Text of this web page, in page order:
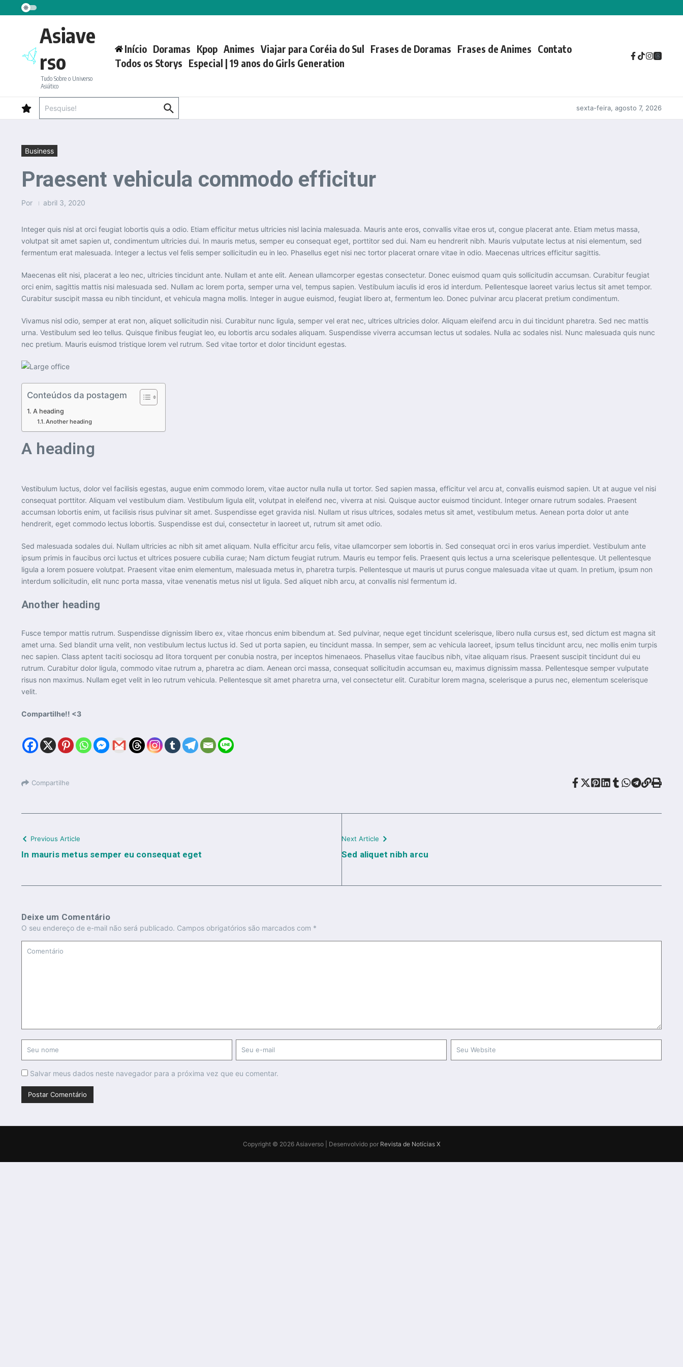
Ir para o conteúdo
Asiave
rso
Tudo Sobre o Universo
Asiático
Início Doramas Kpop Animes Viajar para Coréia do Sul Frases de Doramas Frases de Animes Contato
Todos os Storys Especial | 19 anos do Girls Generation
sexta-feira, agosto 7, 2026
Business
Praesent vehicula commodo efficitur
Por abril 3, 2020
Integer quis nisl at orci feugiat lobortis quis a odio. Etiam efficitur metus ultricies nisl lacinia malesuada. Mauris ante eros, convallis vitae eros ut, congue placerat ante. Etiam metus massa,
volutpat sit amet sapien ut, condimentum ultricies dui. In mauris metus, semper eu consequat eget, porttitor sed dui. Nam eu hendrerit nibh. Mauris vulputate lectus at nisi elementum, sed
fermentum erat malesuada. Integer a lectus vel felis semper sollicitudin eu in leo. Phasellus eget nisi nec tortor placerat ornare vitae in odio. Maecenas ultrices efficitur sagittis.
Maecenas elit nisi, placerat a leo nec, ultricies tincidunt ante. Nullam et ante elit. Aenean ullamcorper egestas consectetur. Donec euismod quam quis sollicitudin accumsan. Curabitur feugiat
orci enim, sagittis mattis nisi malesuada sed. Nullam ac lorem porta, semper urna vel, tempus sapien. Vestibulum iaculis id eros id interdum. Pellentesque laoreet varius lectus sit amet tempor.
Curabitur suscipit massa eu nibh tincidunt, et vehicula magna mollis. Integer in augue euismod, feugiat libero at, fermentum leo. Donec pulvinar arcu placerat pretium condimentum.
Vivamus nisl odio, semper at erat non, aliquet sollicitudin nisi. Curabitur nunc ligula, semper vel erat nec, ultrices ultricies dolor. Aliquam eleifend arcu in dui tincidunt pharetra. Sed nec mattis
urna. Vestibulum sed leo tellus. Quisque finibus feugiat leo, eu lobortis arcu sodales aliquam. Suspendisse viverra accumsan lectus ut sodales. Nulla ac sodales nisl. Nunc malesuada quis nunc
nec pretium. Mauris euismod tristique lorem vel rutrum. Sed vitae tortor et dolor tincidunt egestas.
Conteúdos da postagem
A heading
Another heading
A heading
Vestibulum luctus, dolor vel facilisis egestas, augue enim commodo lorem, vitae auctor nulla nulla ut tortor. Sed sapien massa, efficitur vel arcu at, convallis euismod sapien. Ut at augue vel nisi
consequat porttitor. Aliquam vel vestibulum diam. Vestibulum ligula elit, volutpat in eleifend nec, viverra at nisi. Quisque auctor euismod tincidunt. Integer ornare rutrum sodales. Praesent
accumsan lobortis enim, ut facilisis risus pulvinar sit amet. Suspendisse eget gravida nisl. Nullam ut risus ultrices, sodales metus sit amet, vestibulum metus. Aenean porta dolor ut ante
hendrerit, eget commodo lectus lobortis. Suspendisse est dui, consectetur in laoreet ut, rutrum sit amet odio.
Sed malesuada sodales dui. Nullam ultricies ac nibh sit amet aliquam. Nulla efficitur arcu felis, vitae ullamcorper sem lobortis in. Sed consequat orci in eros varius imperdiet. Vestibulum ante
ipsum primis in faucibus orci luctus et ultrices posuere cubilia curae; Nam dictum feugiat rutrum. Mauris eu tempor felis. Praesent quis lectus a urna scelerisque pellentesque. Ut pellentesque
ligula a lorem posuere volutpat. Praesent vitae enim elementum, malesuada metus in, pharetra turpis. Pellentesque ut mauris ut purus congue malesuada vitae ut quam. In pretium, ipsum non
interdum sollicitudin, elit nunc porta massa, vitae venenatis metus nisl ut ligula. Sed aliquet nibh arcu, at convallis nisl fermentum id.
Another heading
Fusce tempor mattis rutrum. Suspendisse dignissim libero ex, vitae rhoncus enim bibendum at. Sed pulvinar, neque eget tincidunt scelerisque, libero nulla cursus est, sed dictum est magna sit
amet urna. Sed blandit urna velit, non vestibulum lectus luctus id. Sed ut porta sapien, eu tincidunt massa. In semper, sem ac vehicula laoreet, ipsum tellus tincidunt arcu, nec mollis enim turpis
nec sapien. Class aptent taciti sociosqu ad litora torquent per conubia nostra, per inceptos himenaeos. Phasellus vitae faucibus nibh, vitae aliquam risus. Praesent suscipit tincidunt dui eu
rutrum. Curabitur dolor ligula, commodo vitae rutrum a, pharetra ac diam. Aenean orci massa, consequat sollicitudin accumsan eu, maximus dignissim massa. Pellentesque semper vulputate
risus non maximus. Nullam eget velit in leo rutrum vehicula. Pellentesque sit amet pharetra urna, vel consectetur elit. Curabitur lorem magna, scelerisque a purus nec, elementum scelerisque
velit.
Compartilhe!! <3
Compartilhe
Previous Article
In mauris metus semper eu consequat eget
Next Article
Sed aliquet nibh arcu
Deixe um Comentário
O seu endereço de e-mail não será publicado. Campos obrigatórios são marcados com *
Salvar meus dados neste navegador para a próxima vez que eu comentar.
Copyright © 2026 Asiaverso | Desenvolvido por Revista de Notícias X